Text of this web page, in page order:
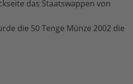
das Staatswappen von
die 50 Tenge Münze 2002 die